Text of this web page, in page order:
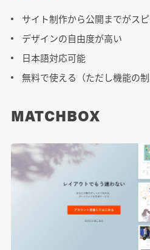
サイト制作から公開までがス
デザインの自由度が高い
日本語対応可能
無料で使える（ただし機能の制
MATCHBOX